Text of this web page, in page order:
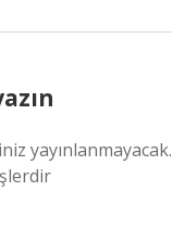
yayınlanmayacak.